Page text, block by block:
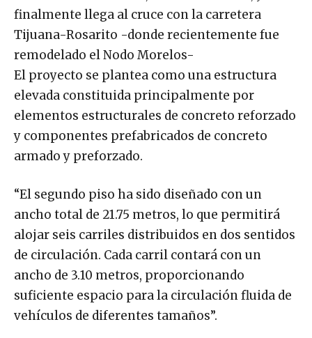
finalmente llega al cruce con la carretera
Tijuana-Rosarito -donde recientemente fue
remodelado el Nodo Morelos-
El proyecto se plantea como una estructura
elevada constituida principalmente por
elementos estructurales de concreto reforzado
y componentes prefabricados de concreto
armado y preforzado.
“El segundo piso ha sido diseñado con un
ancho total de 21.75 metros, lo que permitirá
alojar seis carriles distribuidos en dos sentidos
de circulación. Cada carril contará con un
ancho de 3.10 metros, proporcionando
suficiente espacio para la circulación fluida de
vehículos de diferentes tamaños”.